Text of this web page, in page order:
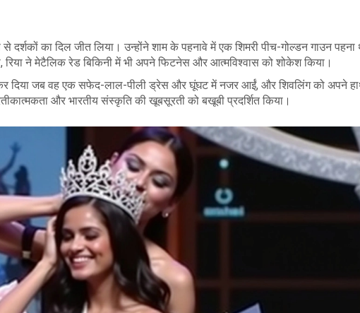
दर्शकों का दिल जीत लिया। उन्होंने शाम के पहनावे में एक शिमरी पीच-गोल्डन गाउन पहना
ने मेटैलिक रेड बिकिनी में भी अपने फिटनेस और आत्मविश्वास को शोकेश किया।
कर दिया जब वह एक सफेद-लाल-पीली ड्रेस और घूंघट में नजर आईं, और शिवलिंग को अपने
और भारतीय संस्कृति की खूबसूरती को बखूबी प्रदर्शित किया।